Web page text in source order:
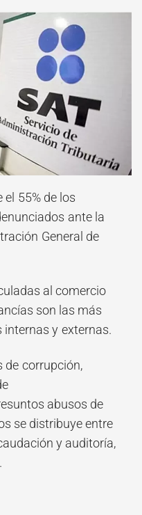
55% de los
ante la
General de
al comercio
son las más
y externas.
de corrupción,
abusos de
se distribuye entre
y auditoría,